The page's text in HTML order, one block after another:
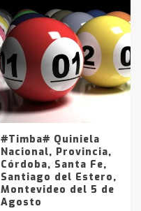
#Timba# Quiniela
Nacional, Provincia,
Córdoba, Santa Fe,
Santiago del Estero,
Montevideo del 5 de
Agosto